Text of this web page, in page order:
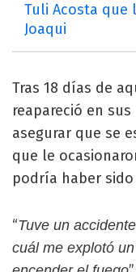
Tuli Acosta que
Joaqui
Tras 18 días de
reapareció en
asegurar que se
que le
podría haber
“Tuve un
cuál me explotó